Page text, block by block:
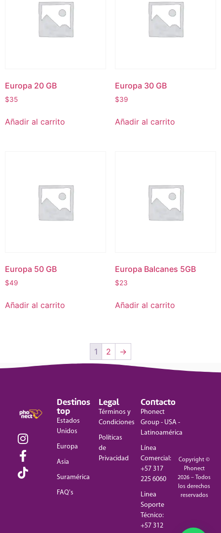
Europa 20 GB
$35
Añadir al carrito
Europa 30 GB
$39
Añadir al carrito
Europa 50 GB
$49
Añadir al carrito
Europa Balcanes 5GB
$23
Añadir al carrito
1 2 →
Destinos
top
Estados
Unidos
Europa
Asia
Suramérica
FAQ's
Legal
Términos y
Condiciones
Políticas
de
Privacidad
Contacto
Phonect
Group - USA -
Latinoamérica
Línea
Comercial:
+57 317
225 6060
Linea
Soporte
Técnico:
+57 312
Copyright ©
Phonect
2026 – Todos
los derechos
reservados